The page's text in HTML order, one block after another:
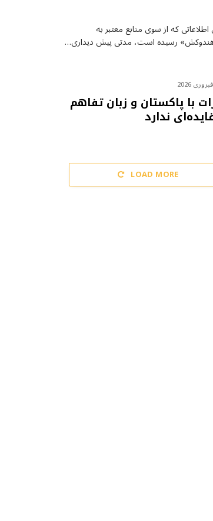
که از سوی منابع معتبر به
رسیده است، مدتی پیش دیداری…
با پاکستان و زبان تفاهم
ندارد
LOAD MORE